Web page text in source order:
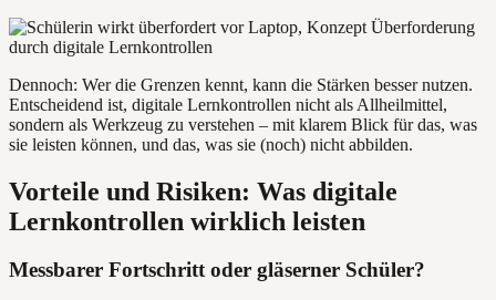
Dennoch: Wer die Grenzen kennt, kann die Stärken besser nutzen.
Entscheidend ist, digitale Lernkontrollen nicht als Allheilmittel,
sondern als Werkzeug zu verstehen – mit klarem Blick für das, was
sie leisten können, und das, was sie (noch) nicht abbilden.
Vorteile und Risiken: Was digitale
Lernkontrollen wirklich leisten
Messbarer Fortschritt oder gläserner Schüler?